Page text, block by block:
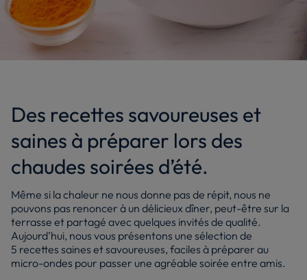
Des recettes savoureuses et
saines à préparer lors des
chaudes soirées d’été.
Même si la chaleur ne nous donne pas de répit, nous ne
pouvons pas renoncer à un délicieux dîner, peut-être sur la
terrasse et partagé avec quelques invités de qualité.
Aujourd’hui, nous vous présentons une sélection de
5 recettes saines et savoureuses, faciles à préparer au
micro-ondes pour passer une agréable soirée entre amis.